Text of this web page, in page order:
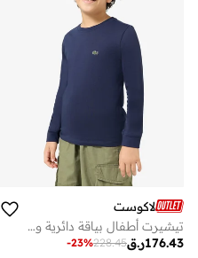
لاكوست
تيشيرت أطفال بياقة دائرية وشعار
ر.ق176.43
228.45
-23%